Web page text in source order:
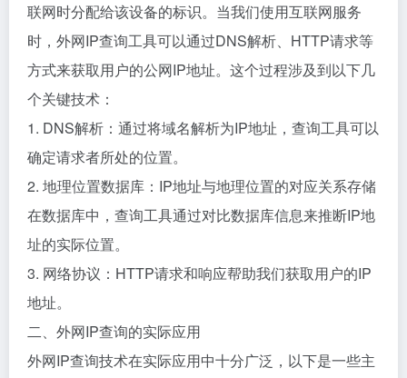
联网时分配给该设备的标识。当我们使用互联网服务
时，外网IP查询工具可以通过DNS解析、HTTP请求等
方式来获取用户的公网IP地址。这个过程涉及到以下几
个关键技术：
1. DNS解析：通过将域名解析为IP地址，查询工具可以
确定请求者所处的位置。
2. 地理位置数据库：IP地址与地理位置的对应关系存储
在数据库中，查询工具通过对比数据库信息来推断IP地
址的实际位置。
3. 网络协议：HTTP请求和响应帮助我们获取用户的IP
地址。
二、外网IP查询的实际应用
外网IP查询技术在实际应用中十分广泛，以下是一些主